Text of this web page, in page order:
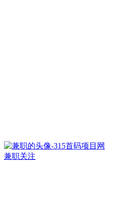
兼职关注